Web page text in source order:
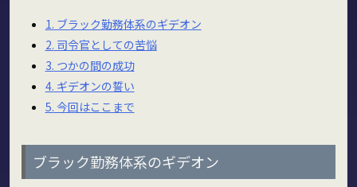
1. ブラック勤務体系のギデオン
2. 司令官としての苦悩
3. つかの間の成功
4. ギデオンの誓い
5. 今回はここまで
ブラック勤務体系のギデオン